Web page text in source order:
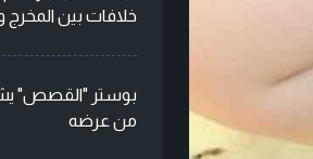
خلافات بين المخرج
بوستر "القصص"
من عرضه